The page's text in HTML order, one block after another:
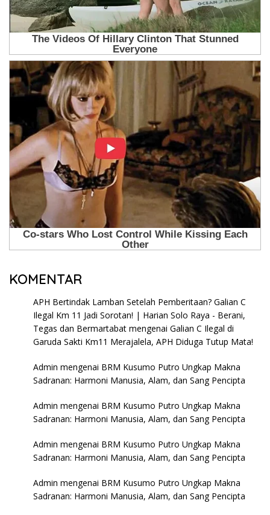
KOMENTAR
APH Bertindak Lamban Setelah Pemberitaan? Galian C
Ilegal Km 11 Jadi Sorotan! | Harian Solo Raya - Berani,
Tegas dan Bermartabat mengenai Galian C Ilegal di
Garuda Sakti Km11 Merajalela, APH Diduga Tutup Mata!
Admin mengenai BRM Kusumo Putro Ungkap Makna
Sadranan: Harmoni Manusia, Alam, dan Sang Pencipta
Admin mengenai BRM Kusumo Putro Ungkap Makna
Sadranan: Harmoni Manusia, Alam, dan Sang Pencipta
Admin mengenai BRM Kusumo Putro Ungkap Makna
Sadranan: Harmoni Manusia, Alam, dan Sang Pencipta
Admin mengenai BRM Kusumo Putro Ungkap Makna
Sadranan: Harmoni Manusia, Alam, dan Sang Pencipta